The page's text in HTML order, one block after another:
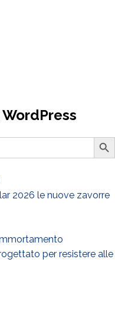
Search Button
2026 le nuove zavorre
per resistere alle